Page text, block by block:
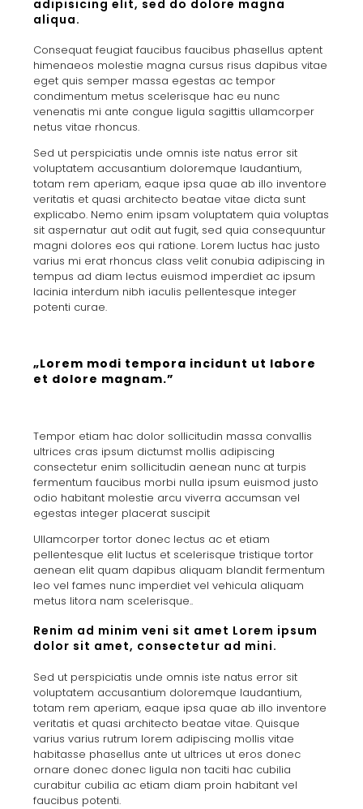
adipisicing elit, sed do dolore magna
aliqua.
Consequat feugiat faucibus faucibus phasellus aptent
himenaeos molestie magna cursus risus dapibus vitae
eget quis semper massa egestas ac tempor
condimentum metus scelerisque hac eu nunc
venenatis mi ante congue ligula sagittis ullamcorper
netus vitae rhoncus.
Sed ut perspiciatis unde omnis iste natus error sit
voluptatem accusantium doloremque laudantium,
totam rem aperiam, eaque ipsa quae ab illo inventore
veritatis et quasi architecto beatae vitae dicta sunt
explicabo. Nemo enim ipsam voluptatem quia voluptas
sit aspernatur aut odit aut fugit, sed quia consequuntur
magni dolores eos qui ratione. Lorem luctus hac justo
varius mi erat rhoncus class velit conubia adipiscing in
tempus ad diam lectus euismod imperdiet ac ipsum
lacinia interdum nibh iaculis pellentesque integer
potenti curae.
„Lorem modi tempora incidunt ut labore
et dolore magnam.”
Tempor etiam hac dolor sollicitudin massa convallis
ultrices cras ipsum dictumst mollis adipiscing
consectetur enim sollicitudin aenean nunc at turpis
fermentum faucibus morbi nulla ipsum euismod justo
odio habitant molestie arcu viverra accumsan vel
egestas integer placerat suscipit
Ullamcorper tortor donec lectus ac et etiam
pellentesque elit luctus et scelerisque tristique tortor
aenean elit quam dapibus aliquam blandit fermentum
leo vel fames nunc imperdiet vel vehicula aliquam
metus litora nam scelerisque..
Renim ad minim veni sit amet Lorem ipsum
dolor sit amet, consectetur ad mini.
Sed ut perspiciatis unde omnis iste natus error sit
voluptatem accusantium doloremque laudantium,
totam rem aperiam, eaque ipsa quae ab illo inventore
veritatis et quasi architecto beatae vitae. Quisque
varius varius rutrum lorem adipiscing mollis vitae
habitasse phasellus ante ut ultrices ut eros donec
ornare donec donec ligula non taciti hac cubilia
curabitur cubilia ac etiam diam proin habitant vel
faucibus potenti.